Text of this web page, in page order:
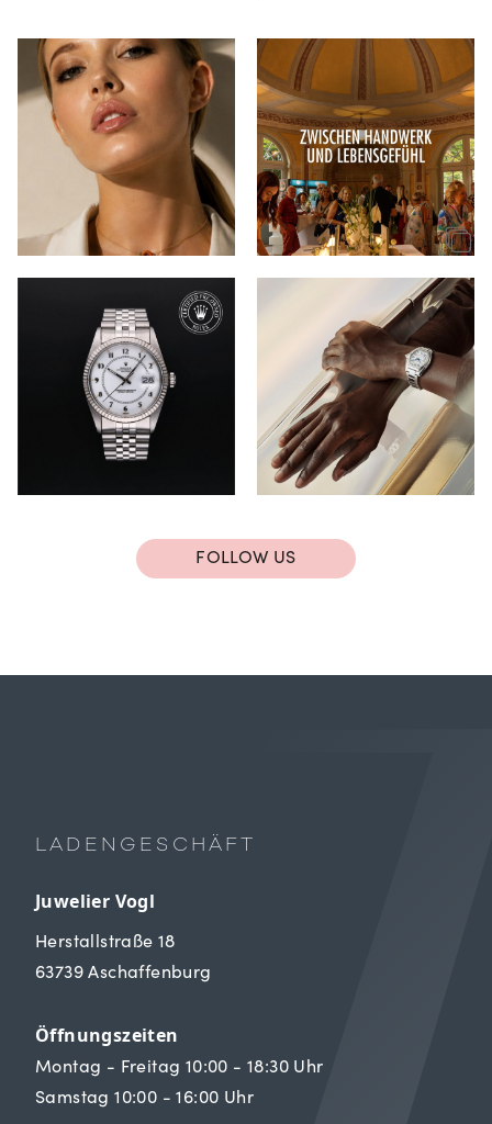
FOLLOW US
LADENGESCHÄFT
Juwelier Vogl
Herstallstraße 18
63739 Aschaffenburg
Öffnungszeiten
Montag - Freitag 10:00 - 18:30 Uhr
Samstag 10:00 - 16:00 Uhr